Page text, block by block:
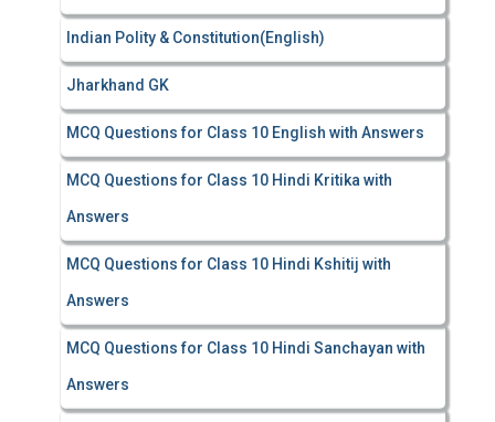
Indian Polity & Constitution(English)
Jharkhand GK
MCQ Questions for Class 10 English with Answers
MCQ Questions for Class 10 Hindi Kritika with
Answers
MCQ Questions for Class 10 Hindi Kshitij with
Answers
MCQ Questions for Class 10 Hindi Sanchayan with
Answers